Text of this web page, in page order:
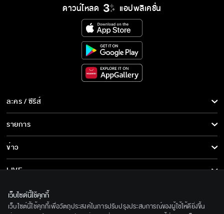
ดาวน์โหลด แอปพลิเคชั่น
ละคร / ซีรีส์
ละคร/ซีรีส์
ซีรีส์นานาชาติ
การ์ตูน & เกม
รายการ
รายการทั้งหมด
ข่าว
ข่าวทั้งหมด
ข่าวประชาสัมพันธ์
LIVE
เกี่ยวกับเรา
BEC World
เว็บไซต์นี้ใช้คุกกี้
เว็บไซต์นี้ใช้คุกกี้เพื่อวัตถุประสงค์ในการปรับปรุงประสบการณ์ของผู้ใช้ให้ดียิ่งขึ้น